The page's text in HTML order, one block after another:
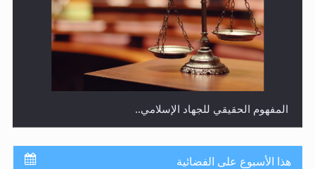
المفهوم الحقيقي للجهاد الإسلامي..
هذا الأسبوع على الفضائية